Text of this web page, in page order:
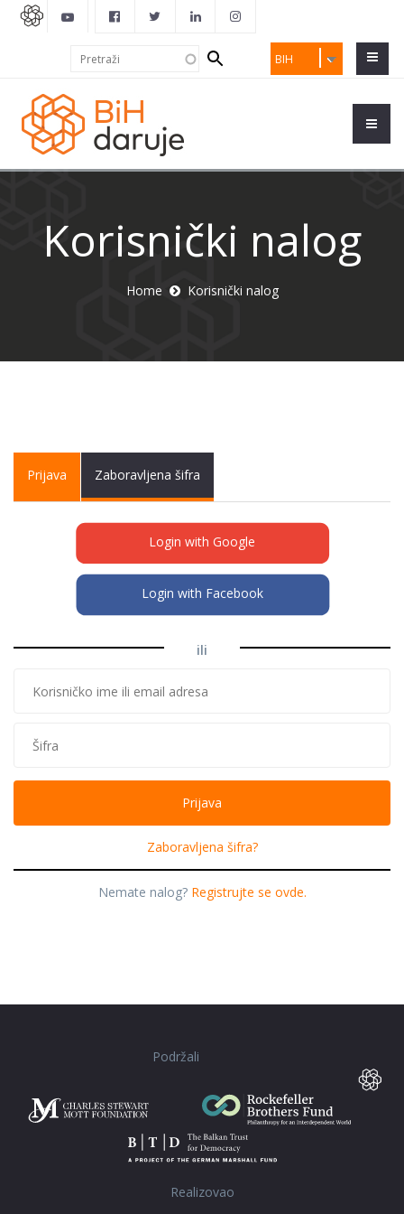
BIH
Search
form
Korisnički nalog
Home Korisnički nalog
Primary tabs
Prijava (activeZaboravljena šifra
Login with Google
Login with Facebook
ili
Zaboravljena šifra?
Nemate nalog? Registrujte se ovde.
Podržali
Realizovao